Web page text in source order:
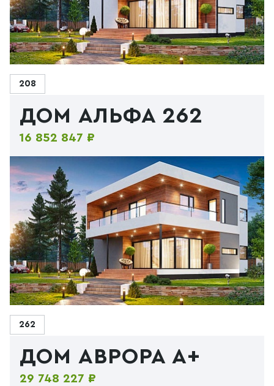
208
ДОМ АЛЬФА 262
16 852 847 ₽
262
ДОМ АВРОРА А+
29 748 227 ₽